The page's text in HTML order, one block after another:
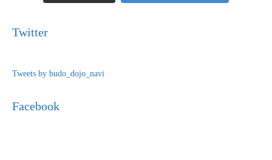
Twitter
Tweets by budo_dojo_navi
Facebook